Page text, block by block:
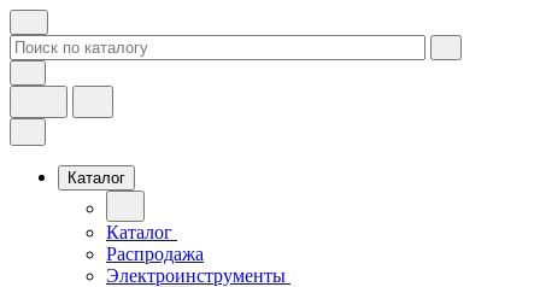
Каталог
Каталог
Распродажа
Электроинструменты